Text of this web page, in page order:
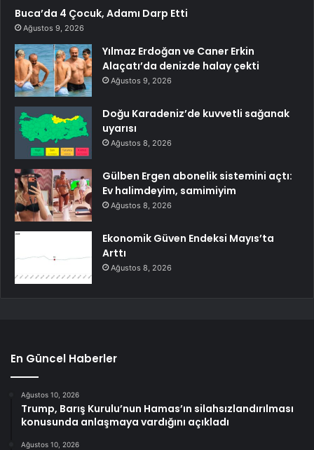
Buca’da 4 Çocuk, Adamı Darp Etti
Ağustos 9, 2026
Yılmaz Erdoğan ve Caner Erkin
Alaçatı’da denizde halay çekti
Ağustos 9, 2026
Doğu Karadeniz’de kuvvetli sağanak
uyarısı
Ağustos 8, 2026
Gülben Ergen abonelik sistemini açtı:
Ev halimdeyim, samimiyim
Ağustos 8, 2026
Ekonomik Güven Endeksi Mayıs’ta
Arttı
Ağustos 8, 2026
En Güncel Haberler
Ağustos 10, 2026
Trump, Barış Kurulu’nun Hamas’ın silahsızlandırılması
konusunda anlaşmaya vardığını açıkladı
Ağustos 10, 2026